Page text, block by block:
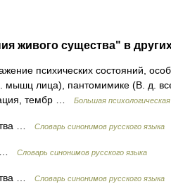
живого существа" в
психических состояний,
лица), пантомимике (В. д.
тембр …
Большая
… Словарь синонимов русского языка
… Словарь синонимов русского языка
… Словарь синонимов русского языка